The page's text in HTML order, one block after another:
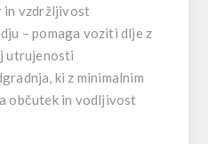
in vzdržljivost
– pomaga voziti dlje z
utrujenosti
ki z minimalnim
občutek in vodljivost